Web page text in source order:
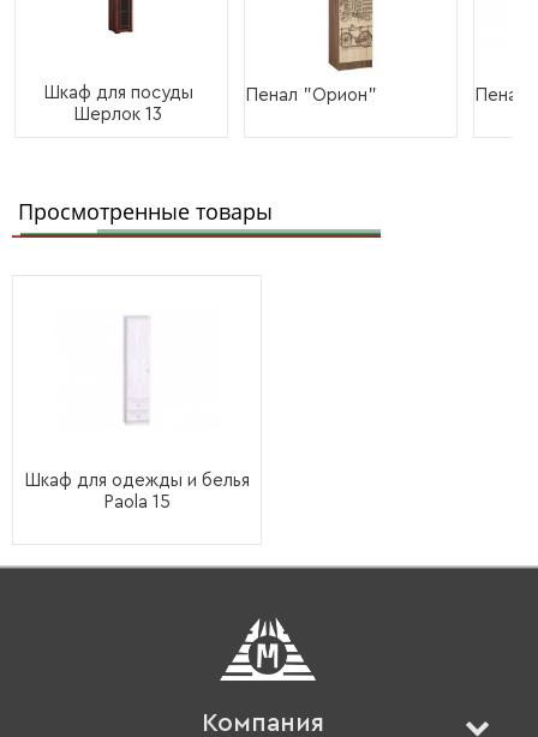
Шкаф для посуды
Шерлок 13
Пенал "Орион" Пенал
Просмотренные товары
Шкаф для одежды и белья
Paola 15
Компания